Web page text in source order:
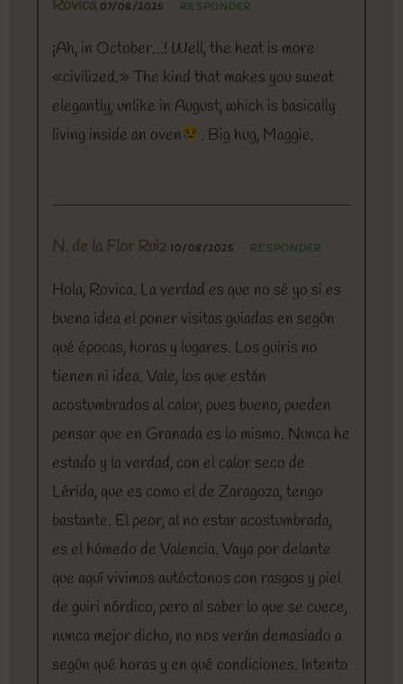
Rovica 07/08/2025 RESPONDER
¡Ah, in October…! Well, the heat is more
«civilized.» The kind that makes you sweat
elegantly, unlike in August, which is basically
living inside an oven
. Big hug, Maggie.
N. de la Flor Ruiz 10/08/2025 RESPONDER
Hola, Rovica. La verdad es que no sé yo si es
buena idea el poner visitas guiadas en según
qué épocas, horas y lugares. Los guiris no
tienen ni idea. Vale, los que están
acostumbrados al calor, pues bueno, pueden
pensar que en Granada es lo mismo. Nunca he
estado y la verdad, con el calor seco de
Lérida, que es como el de Zaragoza, tengo
bastante. El peor, al no estar acostumbrada,
es el húmedo de Valencia. Vaya por delante
que aquí vivimos autóctonos con rasgos y piel
de guiri nórdico, pero al saber lo que se cuece,
nunca mejor dicho, no nos verán demasiado a
según qué horas y en qué condiciones. Intento